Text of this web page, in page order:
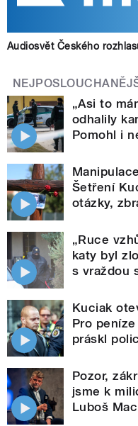
Audiosvět Českého
„Asi to
odhalily
Pomohl i
Šetření
otázky,
„Ruce
katy byl
s vraždou
Kuciak
Pro
práskl
Pozor,
jsme k
Luboš